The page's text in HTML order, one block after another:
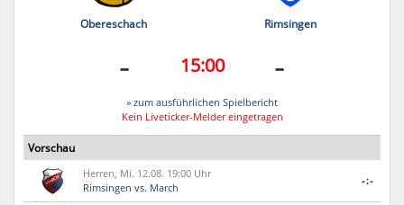
Obereschach Rimsingen
- 15:00 -
» zum ausführlichen Spielbericht
Kein Liveticker-Melder eingetragen
Vorschau
Herren, Mi. 12.08. 19:00 Uhr
Rimsingen vs. March
-:-